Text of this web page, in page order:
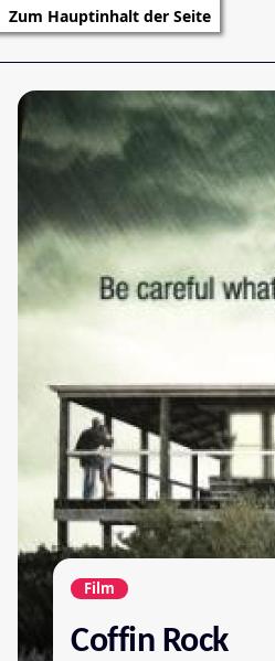
Zum Hauptinhalt der Seite
Film
Coffin Rock